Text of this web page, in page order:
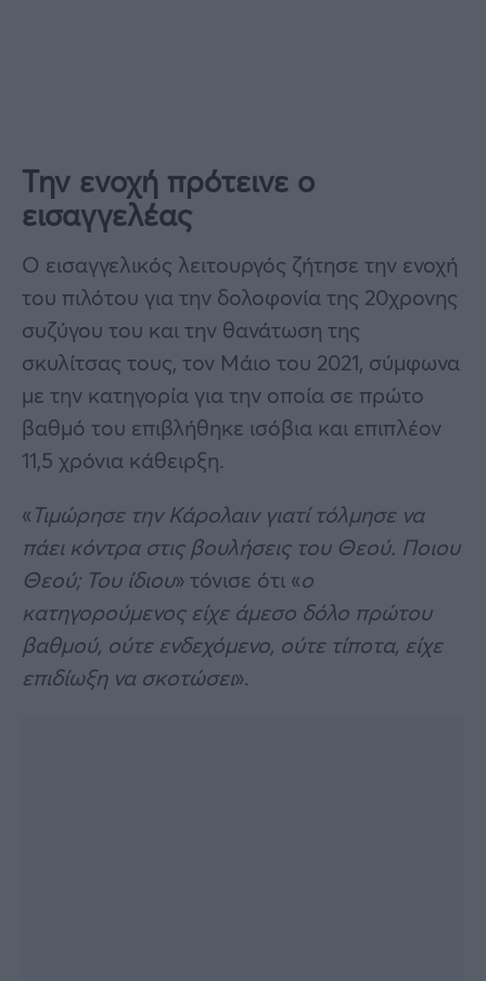
Την ενοχή πρότεινε ο
εισαγγελέας
Ο εισαγγελικός λειτουργός ζήτησε την ενοχή
του πιλότου για την δολοφονία της 20χρονης
συζύγου του και την θανάτωση της
σκυλίτσας τους, τον Μάιο του 2021, σύμφωνα
με την κατηγορία για την οποία σε πρώτο
βαθμό του επιβλήθηκε ισόβια και επιπλέον
11,5 χρόνια κάθειρξη.
«Τιμώρησε την Κάρολαιν γιατί τόλμησε να
πάει κόντρα στις βουλήσεις του Θεού. Ποιου
Θεού; Του ίδιου» τόνισε ότι «ο
κατηγορούμενος είχε άμεσο δόλο πρώτου
βαθμού, ούτε ενδεχόμενο, ούτε τίποτα, είχε
επιδίωξη να σκοτώσει».